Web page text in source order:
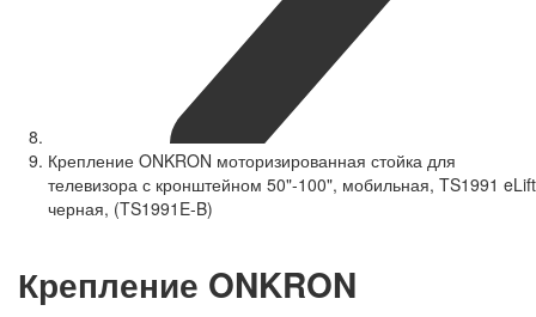
Крепление ONKRON моторизированная стойка для
телевизора с кронштейном 50"-100", мобильная, TS1991 eLift
черная, (TS1991E-B)
Крепление ONKRON